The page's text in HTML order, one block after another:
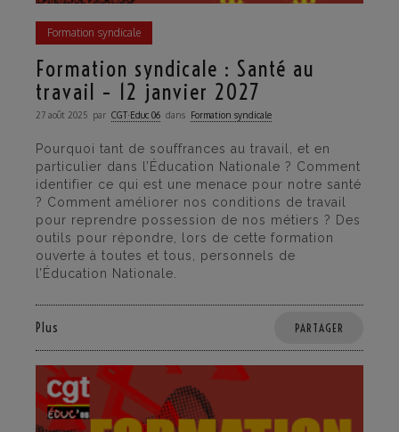
Formation syndicale
Formation syndicale : Santé au
travail – 12 janvier 2027
27 août 2025 par CGT·Educ 06 dans Formation syndicale
Pourquoi tant de souffrances au travail, et en
particulier dans l’Éducation Nationale ? Comment
identifier ce qui est une menace pour notre santé
? Comment améliorer nos conditions de travail
pour reprendre possession de nos métiers ? Des
outils pour répondre, lors de cette formation
ouverte à toutes et tous, personnels de
l’Éducation Nationale.
Plus PARTAGER